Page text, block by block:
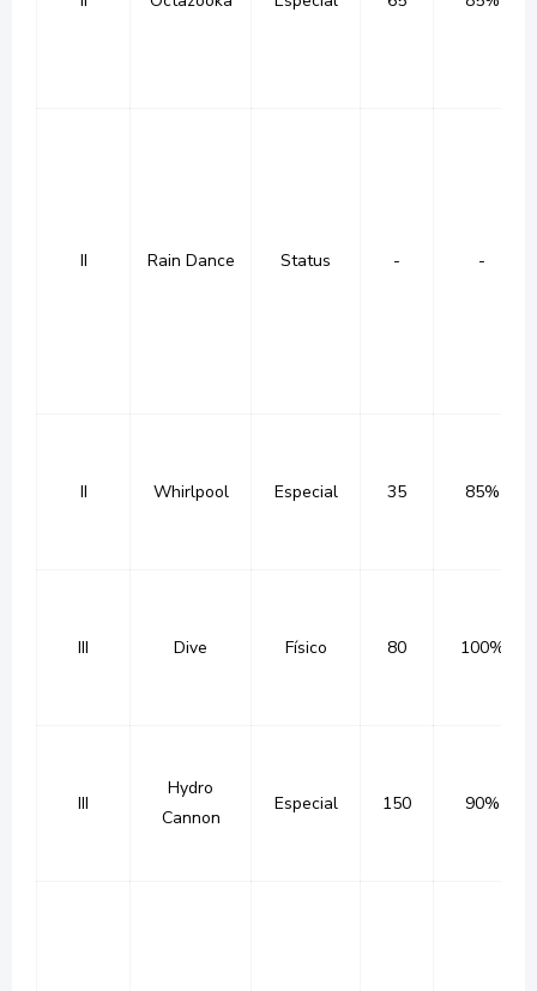
II Rain Dance Status - -
II Whirlpool Especial 35 85%
III Dive Físico 80 100%
III
Hydro
Cannon
Especial 150 90%